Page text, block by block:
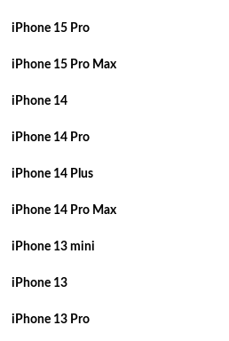
iPhone 15 Pro
iPhone 15 Pro Max
iPhone 14
iPhone 14 Pro
iPhone 14 Plus
iPhone 14 Pro Max
iPhone 13 mini
iPhone 13
iPhone 13 Pro